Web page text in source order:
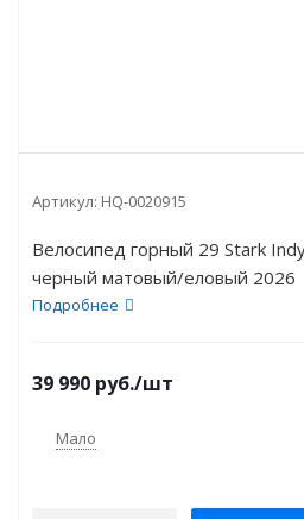
Артикул: HQ-0020915
Велосипед горный 29 Stark
черный матовый/еловый 2026
Подробнее
39 990 руб./шт
Мало